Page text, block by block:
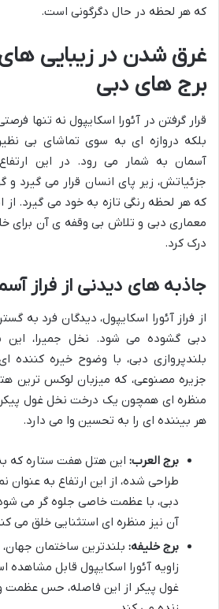
که هر لحظه در حال دگرگونی است.
غرق شدن در زیبایی های
برج های دبی
قرار گرفتن در آئورا اسکایپول نه تنها
بلکه دروازه ای به سوی تماشای بی
آسمان به شمار می رود. در این
جزئیاتش، زیر پای انسان قرار می گیرد
که هر لحظه رنگی تازه به خود می گیرد.
معماری دبی و تلاش بی وقفه ی آن برای
درک کرد.
جاذبه های دیدنی از فراز
از فراز آئورا اسکایپول، دیدگان فرد به
دبی گشوده می شود. نخل جمیرا، این
بلندپروازی دبی، با وضوح خیره کننده
جزیره مصنوعی، که میزبان لوکس ترین
منظره ای همچون یک درخت نخل غول پیکر
هر بیننده ای را به تحسین وا می دارد.
برج العرب: این هتل هفت ستاره که
طراحی شده، از این ارتفاع به عنوان
دبی، با عظمت خاصی جلوه گر می
آن نیز منظره ای استثنایی خلق می
برج خلیفه: بلندترین ساختمان جهان،
زاویه آئورا اسکایپول قابل
غول پیکر از این فاصله، حس عظمت و